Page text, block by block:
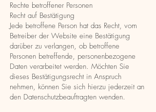
Rechte betroffener Personen
Recht auf Bestätigung
Jede betroffene Person hat das Recht, vom
Betreiber der Website eine Bestätigung
darüber zu verlangen, ob betroffene
Personen betreffende, personenbezogene
Daten verarbeitet werden. Möchten Sie
dieses Bestätigungsrecht in Anspruch
nehmen, können Sie sich hierzu jederzeit an
den Datenschutzbeauftragten wenden.